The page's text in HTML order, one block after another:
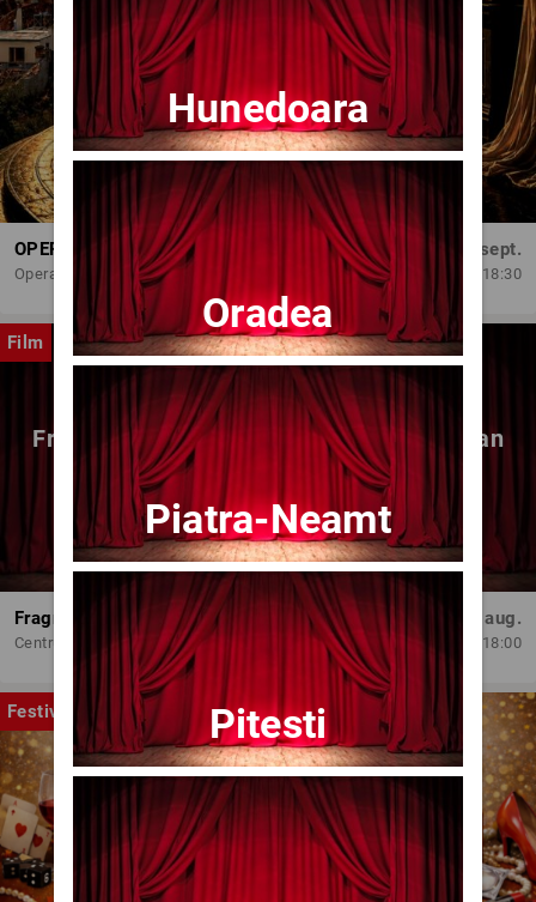
OPERA BRAȘOV ESTIVAL – DANCING SUMMER - SPECTACOL DE BALET
Opera Brasov
Dum, 6 sept.
18:30
Film
Fragmente dintr-un atelier – (regia Bogdan
Mureșanu) – AG
Fragmente dintr-un atelier – (regia Bogdan Mureșanu) – AG
Centrul Internațional de Artă Contemporană - Baia Turcească Iași
Dum, 30 aug.
18:00
Festival
Hunedoara
Oradea
Piatra-Neamt
Pitesti